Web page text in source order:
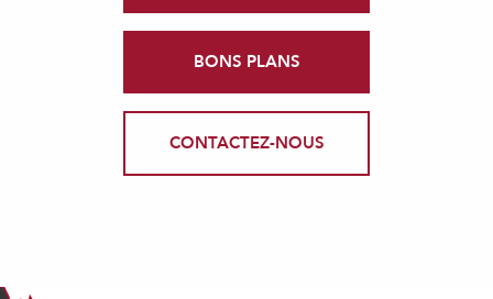
BONS PLANS
CONTACTEZ-NOUS